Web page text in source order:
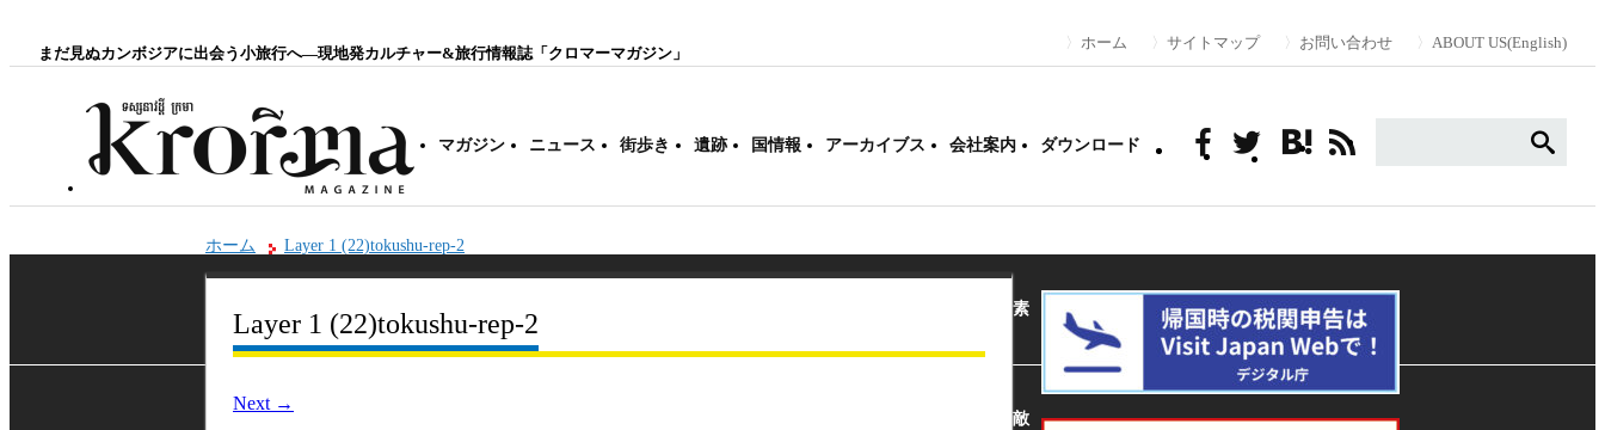
まだ見ぬカンボジアに出会う小旅行へ―現地発カルチャー&旅行情報誌「クロマーマガジン」
ホーム サイトマップ お問い合わせ ABOUT US(English)
マガジン ニュース 街歩き 遺跡 国情報 アーカイブス 会社案内 ダウンロード
ホーム Layer 1 (22)tokushu-rep-2
Layer 1 (22)tokushu-rep-2
Next →
素
敵